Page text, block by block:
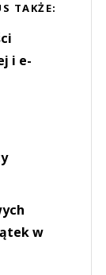
TAKŻE:
i e-
w